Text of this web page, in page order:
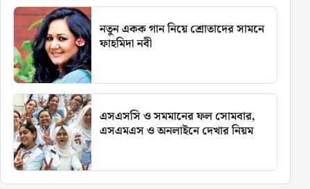
নতুন একক গান নিয়ে শ্রোতাদের সামনে
ফাহমিদা নবী
এসএসসি ও সমমানের ফল সোমবার,
এসএমএস ও অনলাইনে দেখার নিয়ম